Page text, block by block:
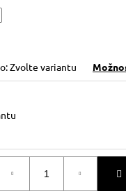
Zvolte variantu